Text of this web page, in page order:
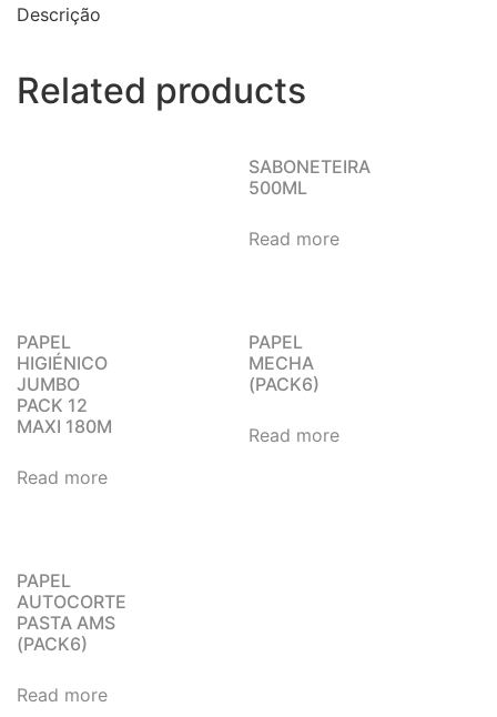
Descrição
Related products
SABONETEIRA
500ML
Read more
PAPEL
HIGIÉNICO
JUMBO
PACK 12
MAXI 180M
Read more
PAPEL
MECHA
(PACK6)
Read more
PAPEL
AUTOCORTE
PASTA AMS
(PACK6)
Read more